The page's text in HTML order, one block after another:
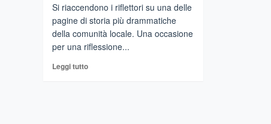
Si riaccendono i riflettori su una delle
pagine di storia più drammatiche
della comunità locale. Una occasione
per una riflessione...
Leggi tuttoLeggi